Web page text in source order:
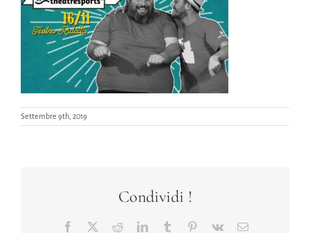
Settembre 9th, 2019
Condividi !
Facebook RedditLinkedInTumblr Pinterest
Vk Email